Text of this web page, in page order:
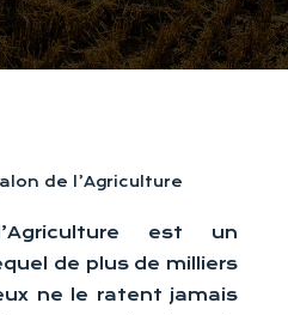
de l’Agriculture
est un
de plus de milliers
ne le ratent jamais